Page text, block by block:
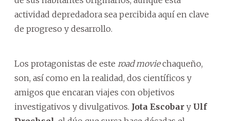
actividad depredadora sea percibida aquí en clave
de progreso y desarrollo.
Los protagonistas de este road moviechaqueño,
son, así como en la realidad, dos científicos y
amigos que encaran viajes con objetivos
investigativos y divulgativos. Jota Escobar y Ulf